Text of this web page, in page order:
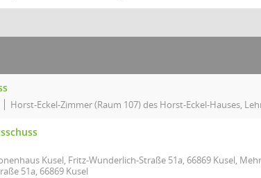
Horst-Eckel-Zimmer (Raum 107) des Horst-Eckel-Hauses,
Kusel, Fritz-Wunderlich-Straße 51a, 66869 Kusel,
51a, 66869 Kusel